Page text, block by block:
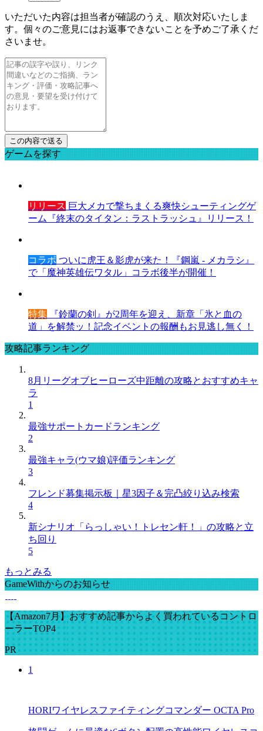
いただいた内容は担当者が確認のうえ、順次対応いたしま
す。個々のご意見にはお返事できないことを予めご了承くだ
さいませ。
ゲームを探す
リリース 巨大メカで撃ちまくる爽快シューティングゲ
ーム『終末のタイタン：ラストラッシュ』リリース！
コラボ ついに虎王＆影虎が来た！『鋼嵐 - メカラシ』
で「魔神英雄伝ワタル」コラボ後半が開催！
特集 『鈴蘭の剣』が2周年を迎え、新章「氷と血の
道」を解禁ッ！記念イベントの報酬もお見逃し無く！
攻略記事ランキング
8月リーグオブヒーローズ中距離の攻略とおすすめキャ
ラ
1
最強サポートカードランキング
2
最強キャラ(ウマ娘)評価ランキング
3
フレンド募集掲示板｜星3因子＆完凸絞り込み検索
4
新シナリオ「らっしゃい！トレセン軒！」の攻略と立
ち回り
5
もっとみる
GameWithからのお知らせ
【Amazon7月】おすすめ記事からよく買われているコントロ
ーラーTOP4
PR
1
HORIワイヤレスファイティングコマンダー OCTA Pro